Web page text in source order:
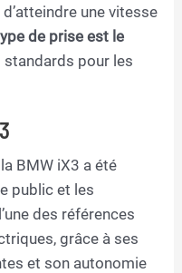
une vitesse
de prise est le
standards pour les
BMW iX3 a été
public et les
des références
grâce à ses
et son autonomie